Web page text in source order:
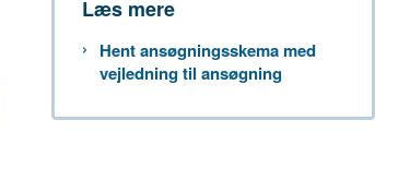
Læs mere
Hent ansøgningsskema med
vejledning til ansøgning